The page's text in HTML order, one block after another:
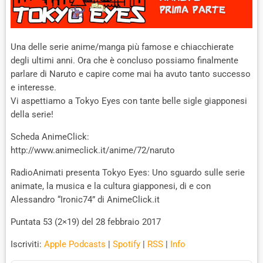
Una delle serie anime/manga più famose e chiacchierate
degli ultimi anni. Ora che è concluso possiamo finalmente
parlare di Naruto e capire come mai ha avuto tanto successo
e interesse.
Vi aspettiamo a Tokyo Eyes con tante belle sigle giapponesi
della serie!
Scheda AnimeClick:
http://www.animeclick.it/anime/72/naruto
RadioAnimati presenta Tokyo Eyes: Uno sguardo sulle serie
animate, la musica e la cultura giapponesi, di e con
Alessandro “Ironic74” di AnimeClick.it
Puntata 53 (2×19) del 28 febbraio 2017
Iscriviti: Apple Podcasts | Spotify | RSS | Info